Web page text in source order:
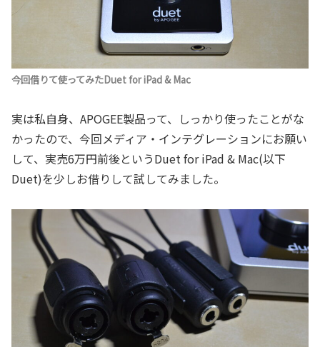
今回借りて使ってみたDuet for iPad & Mac
実は私自身、APOGEE製品って、しっかり使ったことがな
かったので、今回メディア・インテグレーションにお願い
して、実売6万円前後というDuet for iPad & Mac(以下
Duet)を少しお借りして試してみました。